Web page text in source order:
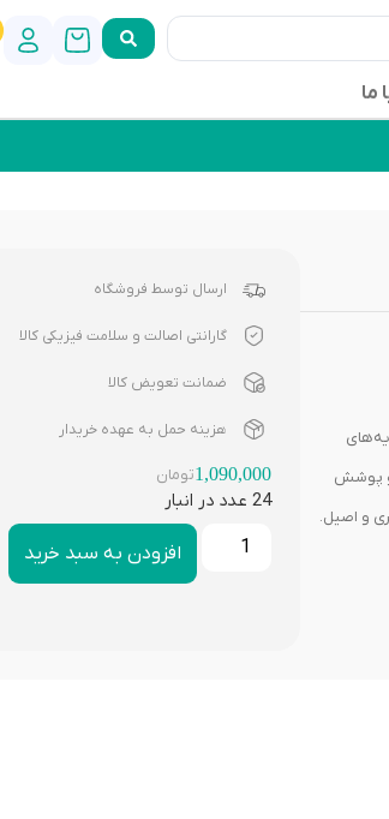
ما
و پوشش
و اصیل.
ارسال توسط فروشگاه
گارانتی اصالت و سلامت فیزیکی کالا
ضمانت تعویض کالا
هزینه حمل به عهده خریدار
1,090,000تومان
24 عدد در انبار
افزودن به سبد خرید